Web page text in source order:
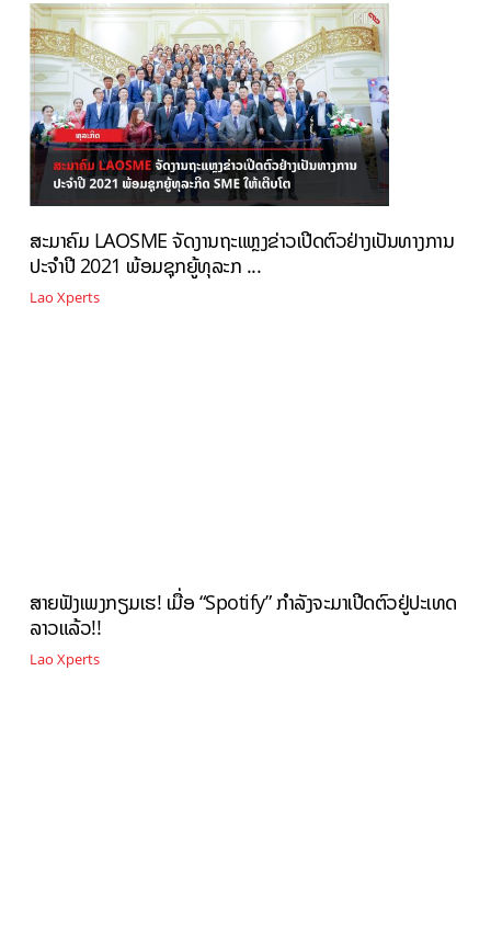
ສະມາຄົມ LAOSME ຈັດງານຖະແຫຼງຂ່າວເປີດຕົວຢ່າງເປັນທາງການ
ປະຈຳປີ 2021 ພ້ອມຊຸກຍູ້ທຸລະກ ...
Lao Xperts
ສາຍຟັງເພງກຽມເຮ! ເມື່ອ “Spotify” ກຳລັງຈະມາເປີດຕົວຢູ່ປະເທດ
ລາວແລ້ວ!!
Lao Xperts